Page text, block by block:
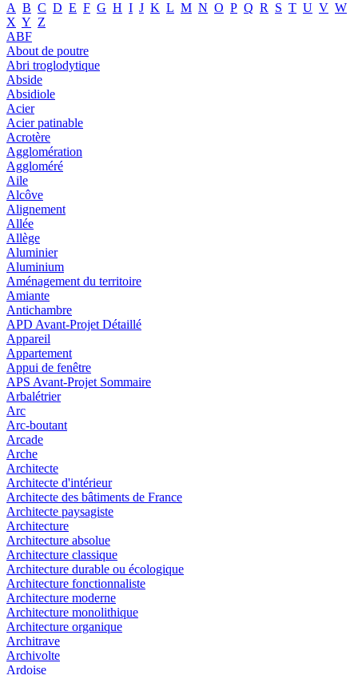
A B C D E F G H I J K L M N O P Q R S T U V W
X Y Z
ABF
About de poutre
Abri troglodytique
Abside
Absidiole
Acier
Acier patinable
Acrotère
Agglomération
Aggloméré
Aile
Alcôve
Alignement
Allée
Allège
Aluminier
Aluminium
Aménagement du territoire
Amiante
Antichambre
APD Avant-Projet Détaillé
Appareil
Appartement
Appui de fenêtre
APS Avant-Projet Sommaire
Arbalétrier
Arc
Arc-boutant
Arcade
Arche
Architecte
Architecte d'intérieur
Architecte des bâtiments de France
Architecte paysagiste
Architecture
Architecture absolue
Architecture classique
Architecture durable ou écologique
Architecture fonctionnaliste
Architecture moderne
Architecture monolithique
Architecture organique
Architrave
Archivolte
Ardoise